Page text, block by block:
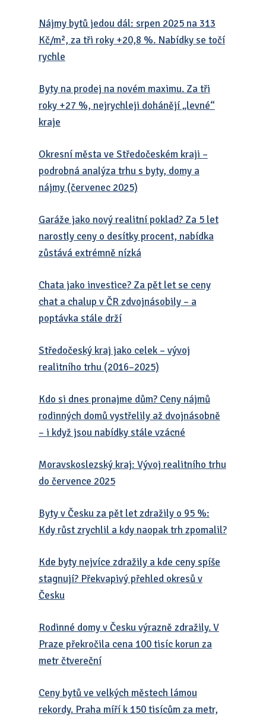
Nájmy bytů jedou dál: srpen 2025 na 313
Kč/m², za tři roky +20,8 %. Nabídky se točí
rychle
Byty na prodej na novém maximu. Za tři
roky +27 %, nejrychleji dohánějí „levné“
kraje
Okresní města ve Středočeském kraji –
podrobná analýza trhu s byty, domy a
nájmy (červenec 2025)
Garáže jako nový realitní poklad? Za 5 let
narostly ceny o desítky procent, nabídka
zůstává extrémně nízká
Chata jako investice? Za pět let se ceny
chat a chalup v ČR zdvojnásobily – a
poptávka stále drží
Středočeský kraj jako celek – vývoj
realitního trhu (2016–2025)
Kdo si dnes pronajme dům? Ceny nájmů
rodinných domů vystřelily až dvojnásobně
– i když jsou nabídky stále vzácné
Moravskoslezský kraj: Vývoj realitního trhu
do července 2025
Byty v Česku za pět let zdražily o 95 %:
Kdy růst zrychlil a kdy naopak trh zpomalil?
Kde byty nejvíce zdražily a kde ceny spíše
stagnují? Překvapivý přehled okresů v
Česku
Rodinné domy v Česku výrazně zdražily. V
Praze překročila cena 100 tisíc korun za
metr čtvereční
Ceny bytů ve velkých městech lámou
rekordy. Praha míří k 150 tisícům za metr,